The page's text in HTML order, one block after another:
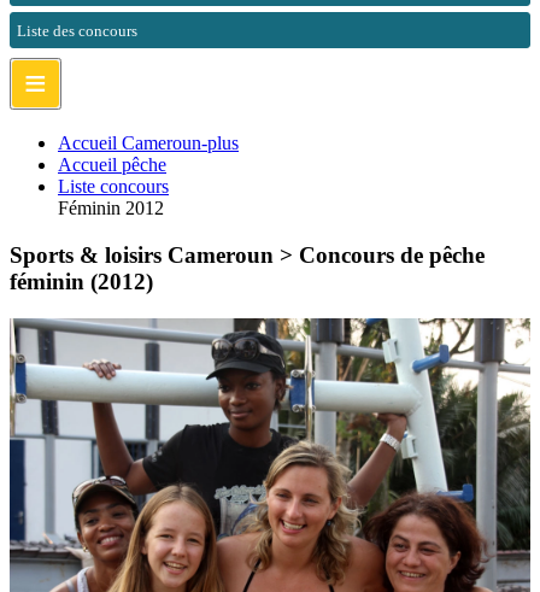
Liste des concours
≡
Accueil Cameroun-plus
Accueil pêche
Liste concours
Féminin 2012
Sports & loisirs Cameroun > Concours de pêche
féminin (2012)